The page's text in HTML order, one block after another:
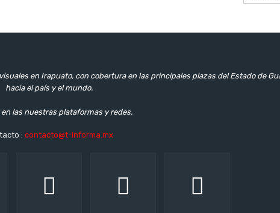
en Irapuato, con cobertura en las principales plazas del Estado de
hacia el país y el mundo.
en las nuestras plataformas y redes.
: contacto@t-informa.mx